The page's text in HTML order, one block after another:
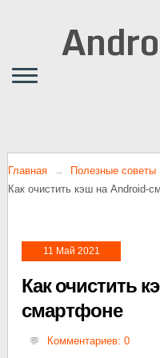
Главная
Полезные советы
Как очистить кэш на Android-
11 Май 2021
Как очистить
смартфоне
Комментариев: 0